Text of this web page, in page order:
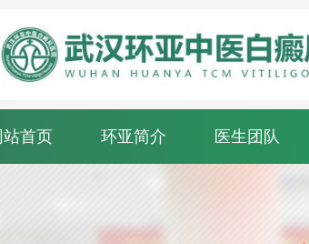
站首页 环亚简介 医生团队